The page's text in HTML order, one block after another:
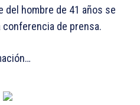
del hombre de 41 años se
conferencia de prensa.